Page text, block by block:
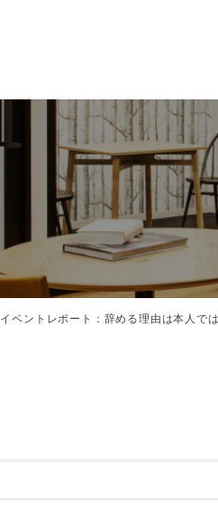
イベントレポート：辞める理由は本人